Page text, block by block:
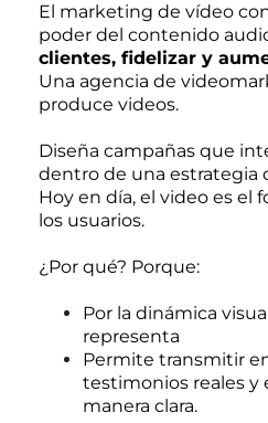
El marketing de vídeo
poder del contenido
clientes, fidelizar y
Una agencia de
produce videos.
Diseña campañas que
dentro de una estrategia
Hoy en día, el video es el
los usuarios.
¿Por qué? Porque:
Por la dinámica
representa
Permite transmitir
testimonios reales y
manera clara.